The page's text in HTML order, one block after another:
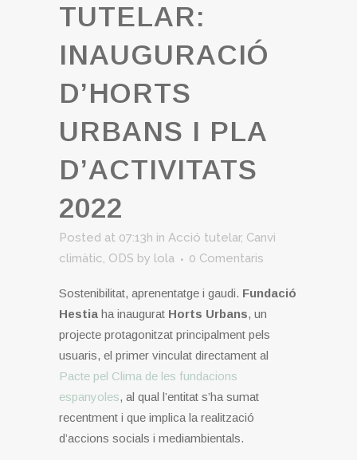
TUTELAR:
INAUGURACIÓ
D’HORTS
URBANS I PLA
D’ACTIVITATS
2022
Posted at 07:13h in Acció tutelar, Canvi
climàtic, ODS by lola 0 Comentaris
Sostenibilitat, aprenentatge i gaudi. Fundació
Hestia ha inaugurat Horts Urbans, un
projecte protagonitzat principalment pels
usuaris, el primer vinculat directament al
Pacte pel Clima de les fundacions
espanyoles, al qual l’entitat s’ha sumat
recentment i que implica la realització
d’accions socials i mediambientals.